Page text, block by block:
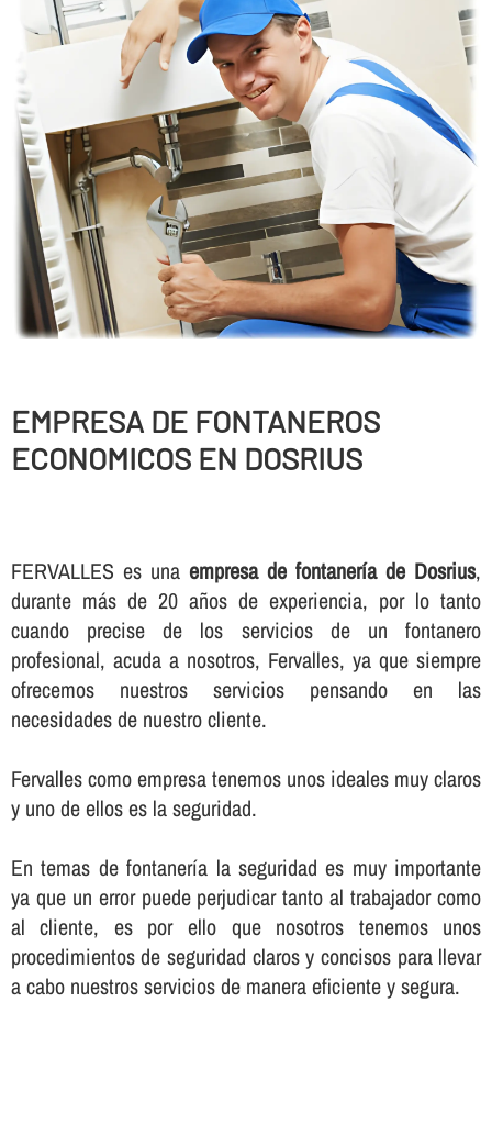
EMPRESA DE FONTANEROS
ECONOMICOS EN DOSRIUS
FERVALLES es una empresa de fontanerí­a de Dosrius,
durante más de 20 años de experiencia, por lo tanto
cuando precise de los servicios de un fontanero
profesional, acuda a nosotros, Fervalles, ya que siempre
ofrecemos nuestros servicios pensando en las
necesidades de nuestro cliente.
Fervalles como empresa tenemos unos ideales muy claros
y uno de ellos es la seguridad.
En temas de fontanerí­a la seguridad es muy importante
ya que un error puede perjudicar tanto al trabajador como
al cliente, es por ello que nosotros tenemos unos
procedimientos de seguridad claros y concisos para llevar
a cabo nuestros servicios de manera eficiente y segura.